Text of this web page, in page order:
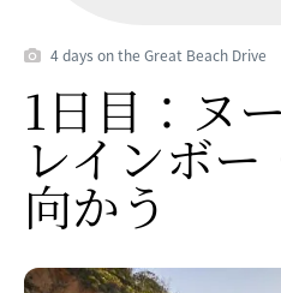
4 days on the Great Beach Drive
1日目：ヌ
レインボ
向かう